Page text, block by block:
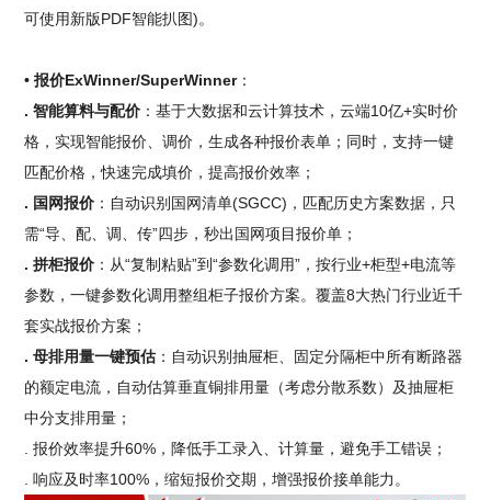
可使用新版PDF智能扒图)。
• 报价ExWinner/SuperWinner：
. 智能算料与配价 ：基于大数据和云计算技术，云端10亿+实时价
格，实现智能报价、调价，生成各种报价表单；同时，支持一键
匹配价格，快速完成填价，提高报价效率；
. 国网报价 ：自动识别国网清单(SGCC)，匹配历史方案数据，只
需“导、配、调、传”四步，秒出国网项目报价单；
. 拼柜报价 ：从“复制粘贴”到“参数化调用”，按行业+柜型+电流等
参数，一键参数化调用整组柜子报价方案。覆盖8大热门行业近千
套实战报价方案；
. 母排用量一键预估 ：自动识别抽屉柜、固定分隔柜中所有断路器
的额定电流，自动估算垂直铜排用量（考虑分散系数）及抽屉柜
中分支排用量；
. 报价效率提升60%，降低手工录入、计算量，避免手工错误；
. 响应及时率100%，缩短报价交期，增强报价接单能力。